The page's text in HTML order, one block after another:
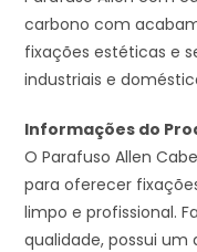
carbono com
fixações estéticas e
industriais e
Informações do
O Parafuso Allen
para oferecer
limpo e profissional.
qualidade, possui